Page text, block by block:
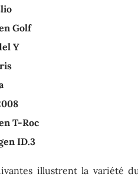
Golf
Y
T-Roc
ID.3
illustrent la variété